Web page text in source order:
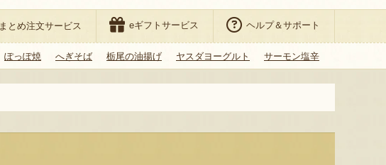
とめ注文サービス eギフトサービス ヘルプ＆サポート
ぽっぽ焼 へぎそば 栃尾の油揚げ ヤスダヨーグルト サーモン塩辛